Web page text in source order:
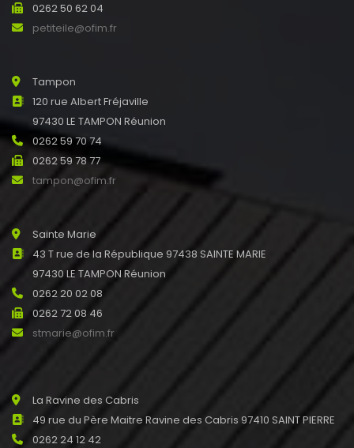
0262 50 62 04
petiteile@ofim.fr
Tampon
120 rue Albert Fréjaville
97430 LE TAMPON Réunion
0262 59 70 74
0262 59 78 77
tampon@ofim.fr
Sainte Marie
43 T rue de la République 97438 SAINTE MARIE
97430 LE TAMPON Réunion
0262 20 02 08
0262 72 08 46
stmarie@ofim.fr
La Ravine des Cabris
49 rue du Père Maitre Ravine des Cabris 97410 SAINT PIERRE
0262 24 12 42